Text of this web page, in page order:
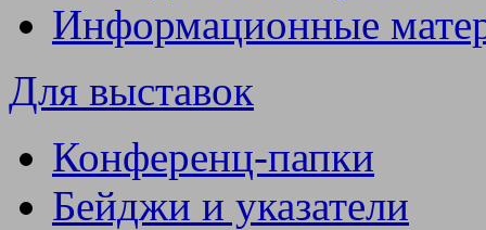
Информационные
Для выставок
Конференц-папки
Бейджи и указатели